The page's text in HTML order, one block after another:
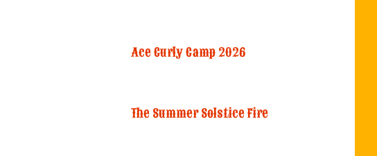
Ace Curly Camp 2026
The Summer Solstice Fire